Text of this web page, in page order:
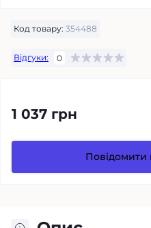
Код товару: 354488
Відгуки: 0
1 037 грн
Повідомити